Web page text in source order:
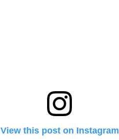
View this post on Instagram